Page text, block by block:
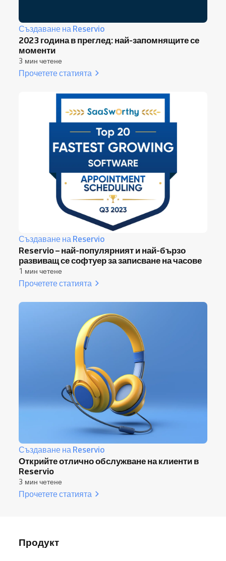
Създаване на Reservio
2023 година в преглед: най-запомнящите се
моменти
3 мин четене
Прочетете статията
Създаване на Reservio
Reservio – най-популярният и най-бързо
развиващ се софтуер за записване на часове
1 мин четене
Прочетете статията
Създаване на Reservio
Открийте отлично обслужване на клиенти в
Reservio
3 мин четене
Прочетете статията
Продукт